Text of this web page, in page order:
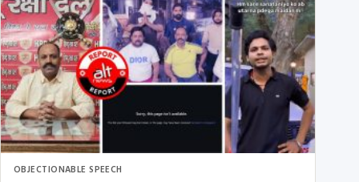
OBJECTIONABLE SPEECH